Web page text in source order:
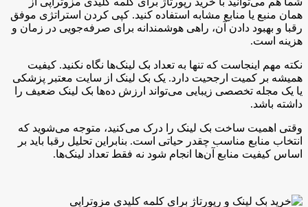
همان منبع یا منابع مشابه استفاده کنید. کپی کردن استراتژی موفق
رقبا و بهبود دادن آن، راهی هوشمندانه برای صرفه‌جویی در زمان و
هزینه است.
نکته مهم اینجاست که تنها به تعداد بک لینک‌ها نگاه نکنید. کیفیت
همیشه بر کمیت ارجحیت دارد. یک بک لینک از سایت معتبر پزشکی
یا یک مجله تخصصی زیبایی می‌تواند ارزش ده‌ها بک لینک ضعیف را
داشته باشد.
وقتی اهمیت ساخت بک لینک را درک می‌کنید، متوجه می‌شوید که
انتخاب منابع مناسب چقدر حیاتی است. بنابراین تحلیل رقبا باید بر
اساس کیفیت منابع آن‌ها انجام شود نه فقط تعداد لینک‌ها.